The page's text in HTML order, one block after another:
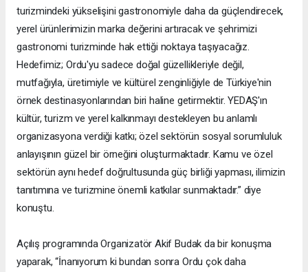
turizmindeki yükselişini gastronomiyle daha da güçlendirecek,
yerel ürünlerimizin marka değerini artıracak ve şehrimizi
gastronomi turizminde hak ettiği noktaya taşıyacağız.
Hedefimiz; Ordu'yu sadece doğal güzellikleriyle değil,
mutfağıyla, üretimiyle ve kültürel zenginliğiyle de Türkiye'nin
örnek destinasyonlarından biri haline getirmektir. YEDAŞ'ın
kültür, turizm ve yerel kalkınmayı destekleyen bu anlamlı
organizasyona verdiği katkı; özel sektörün sosyal sorumluluk
anlayışının güzel bir örneğini oluşturmaktadır. Kamu ve özel
sektörün aynı hedef doğrultusunda güç birliği yapması, ilimizin
tanıtımına ve turizmine önemli katkılar sunmaktadır.” diye
konuştu.
Açılış programında Organizatör Akif Budak da bir konuşma
yaparak, “İnanıyorum ki bundan sonra Ordu çok daha